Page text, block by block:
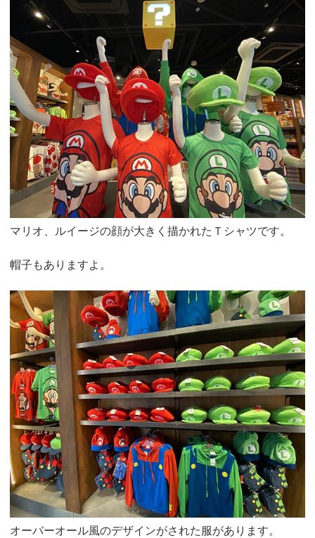
マリオ、ルイージの顔が大きく描かれたＴシャツです。
帽子もありますよ。
オーバーオール風のデザインがされた服があります。